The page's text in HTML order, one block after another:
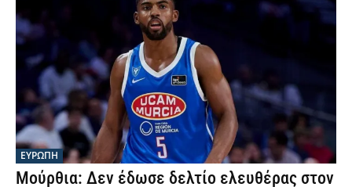
ΕΥΡΩΠΗ
Μούρθια: Δεν έδωσε δελτίο ελευθέρας στον